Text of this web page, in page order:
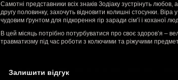
Самотні представники всіх знаків Зодіаку зустрінуть
другу половинку, захочуть відновити колишні стосунки. Віра
чудовим ґрунтом для підкорення гір заради сім’ї і коханої
В цей місяць потрібно потурбуватися про своє здоров’я –
травматизму під час роботи з колючими та ріжучими
Залишити відгук